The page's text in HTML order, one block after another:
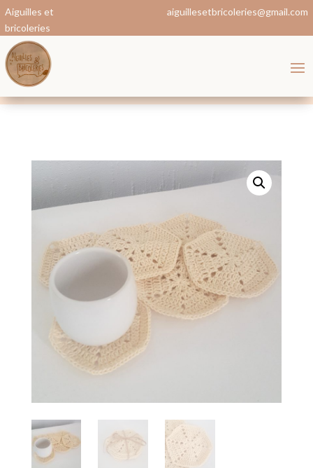
Aiguilles et
bricoleries
aiguillesetbricoleries@gmail.com